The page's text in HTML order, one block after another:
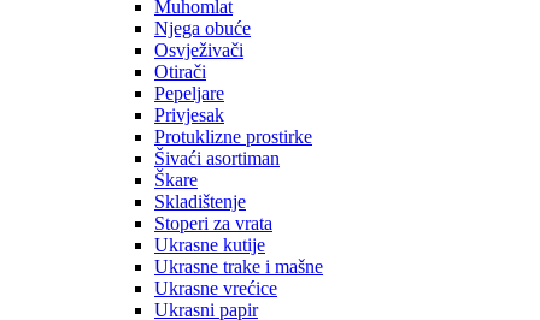
Muhomlat
Njega obuće
Osvježivači
Otirači
Pepeljare
Privjesak
Protuklizne prostirke
Šivaći asortiman
Škare
Skladištenje
Stoperi za vrata
Ukrasne kutije
Ukrasne trake i mašne
Ukrasne vrećice
Ukrasni papir